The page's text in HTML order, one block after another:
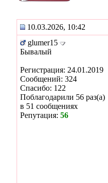
10.03.2026, 10:42
glumer15
Бывалый
Регистрация: 24.01.2019
Сообщений: 324
Спасибо: 122
Поблагодарили 56 раз(а)
в 51 сообщениях
Репутация: 56